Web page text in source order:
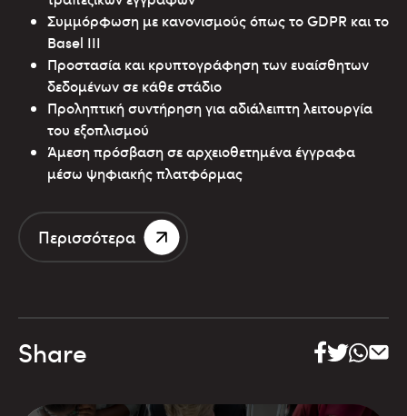
Συμμόρφωση με κανονισμούς όπως το GDPR και το
Basel III
Προστασία και κρυπτογράφηση των ευαίσθητων
δεδομένων σε κάθε στάδιο
Προληπτική συντήρηση για αδιάλειπτη λειτουργία
του εξοπλισμού
Άμεση πρόσβαση σε αρχειοθετημένα έγγραφα
μέσω ψηφιακής πλατφόρμας
Περισσότερα
Share